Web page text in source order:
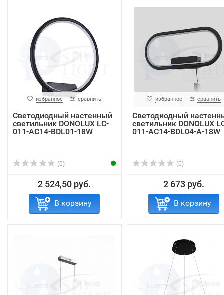
избранное сравнить
Светодиодный настенный
светильник DONOLUX LC-
011-AC14-BDL01-18W
(0)
2 524,50 руб.
В корзину
избранное сравнить
Светодиодный
светильник DONOLUX
011-AC14-BDL04-А-18W
(0)
2 673 руб.
В корзину